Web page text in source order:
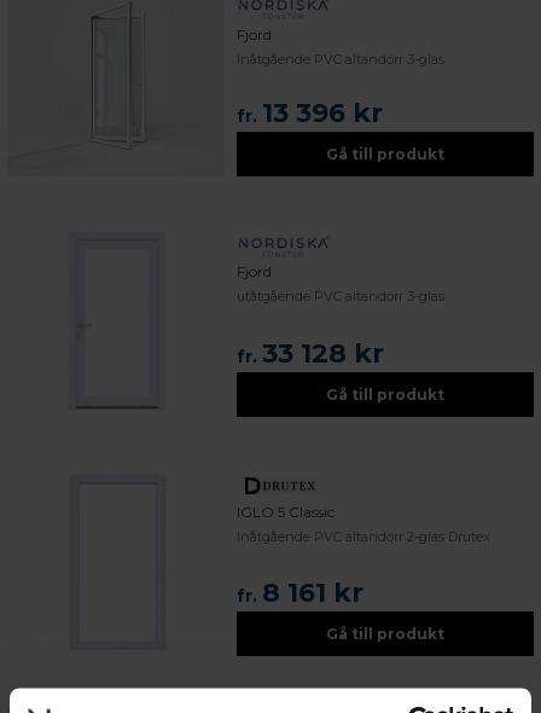
Fjord
Inåtgående PVC altandörr 3-glas
fr. 13 396 kr
Gå till produkt
Fjord
utåtgående PVC altandörr 3-glas
fr. 33 128 kr
Gå till produkt
IGLO 5 Classic
Inåtgående PVC altandörr 2-glas Drutex
fr. 8 161 kr
Gå till produkt